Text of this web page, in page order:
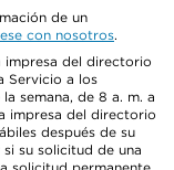
de un
con nosotros.
impresa del directorio
Servicio a los
semana, de 8 a. m. a
impresa del directorio
después de su
su solicitud de una